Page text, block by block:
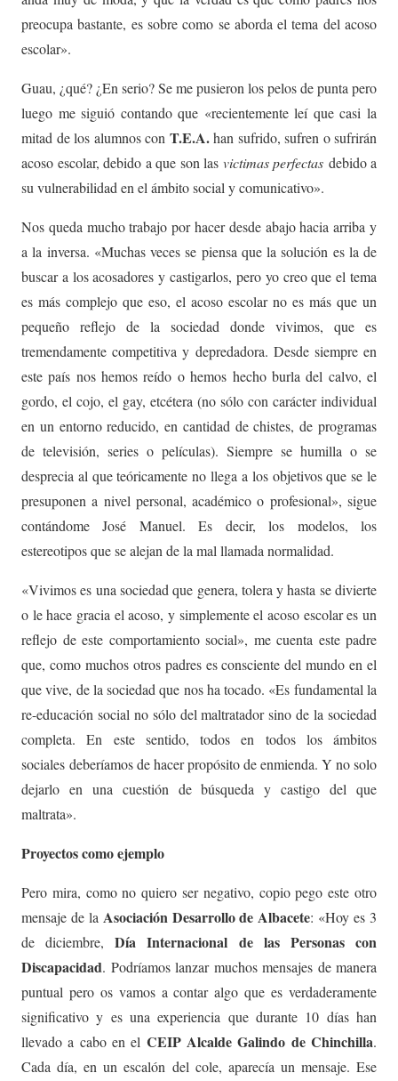
preocupa bastante, es sobre como se aborda el tema del acoso
escolar».
Guau, ¿qué? ¿En serio? Se me pusieron los pelos de punta pero
luego me siguió contando que «recientemente leí que casi la
mitad de los alumnos con T.E.A.han sufrido, sufren o sufrirán
acoso escolar, debido a que son las victimas perfectas debido a
su vulnerabilidad en el ámbito social y comunicativo».
Nos queda mucho trabajo por hacer desde abajo hacia arriba y
a la inversa. «Muchas veces se piensa que la solución es la de
buscar a los acosadores y castigarlos, pero yo creo que el tema
es más complejo que eso, el acoso escolar no es más que un
pequeño reflejo de la sociedad donde vivimos, que es
tremendamente competitiva y depredadora. Desde siempre en
este país nos hemos reído o hemos hecho burla del calvo, el
gordo, el cojo, el gay, etcétera (no sólo con carácter individual
en un entorno reducido, en cantidad de chistes, de programas
de televisión, series o películas). Siempre se humilla o se
desprecia al que teóricamente no llega a los objetivos que se le
presuponen a nivel personal, académico o profesional», sigue
contándome José Manuel. Es decir, los modelos, los
estereotipos que se alejan de la mal llamada normalidad.
«Vivimos es una sociedad que genera, tolera y hasta se divierte
o le hace gracia el acoso, y simplemente el acoso escolar es un
reflejo de este comportamiento social», me cuenta este padre
que, como muchos otros padres es consciente del mundo en el
que vive, de la sociedad que nos ha tocado. «Es fundamental la
re-educación social no sólo del maltratador sino de la sociedad
completa. En este sentido, todos en todos los ámbitos
sociales deberíamos de hacer propósito de enmienda. Y no solo
dejarlo en una cuestión de búsqueda y castigo del que
maltrata».
Proyectos como ejemplo
Pero mira, como no quiero ser negativo, copio pego este otro
mensaje de la Asociación Desarrollo de Albacete: «Hoy es 3
de diciembre,
Día Internacional de las Personas con
Discapacidad. Podríamos lanzar muchos mensajes de manera
puntual pero os vamos a contar algo que es verdaderamente
significativo y es una experiencia que durante 10 días han
llevado a cabo en el CEIP Alcalde Galindo de Chinchilla.
Cada día, en un escalón del cole, aparecía un mensaje. Ese